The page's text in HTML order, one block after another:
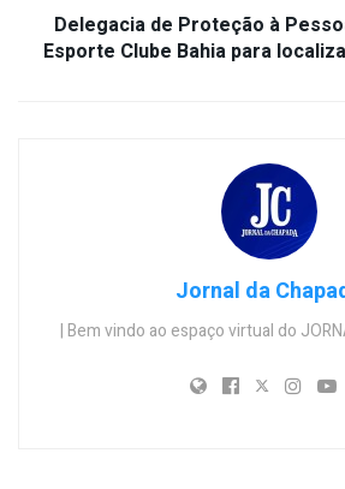
Delegacia de Proteção à
Esporte Clube Bahia para
Jornal da
| Bem vindo ao espaço virtual do